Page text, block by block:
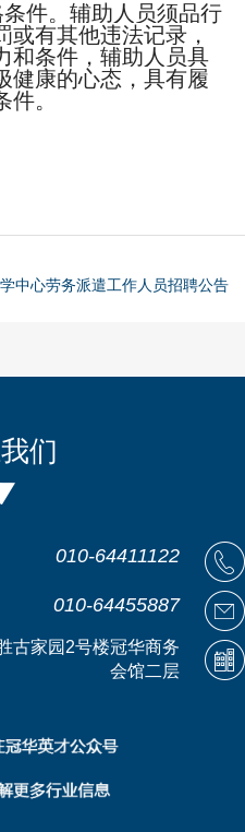
件。辅助人员须品行
有其他违法记录，
和条件，辅助人员具
健康的心态，具有履
。
中心劳务派遣工作人员招聘公告
们
010-64411122
010-64455887
古家园2号楼冠华商务
会馆二层